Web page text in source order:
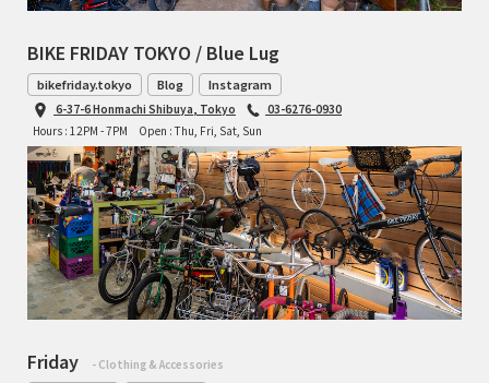
BIKE FRIDAY TOKYO / Blue Lug
bikefriday.tokyo Blog Instagram
6-37-6 Honmachi Shibuya, Tokyo
03-6276-0930
Hours : 12PM - 7PM
Open : Thu, Fri, Sat, Sun
Friday - Clothing & Accessories